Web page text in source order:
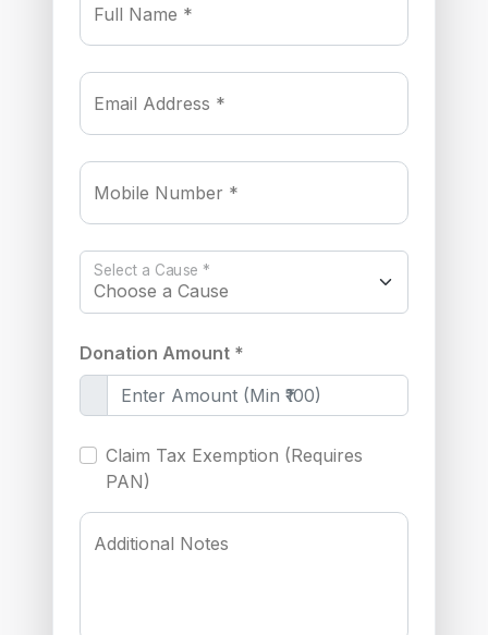
Full Name *
Email Address *
Mobile Number *
Select a Cause *
Donation Amount *
Claim Tax Exemption (Requires
PAN)
Additional Notes